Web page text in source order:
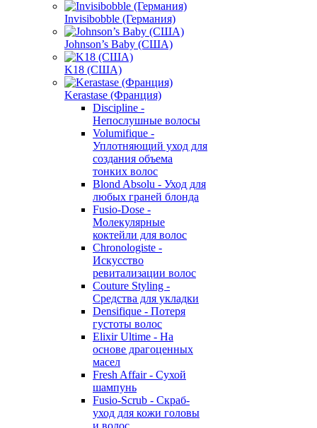
Invisibobble (Германия)
Johnson’s Baby (США)
K18 (США)
Kerastase (Франция)
Discipline -
Непослушные волосы
Volumifique -
Уплотняющий уход для
создания объема
тонких волос
Blond Absolu - Уход для
любых граней блонда
Fusio-Dose -
Молекулярные
коктейли для волос
Chronologiste -
Искусство
ревитализации волос
Couture Styling -
Средства для укладки
Densifique - Потеря
густоты волос
Elixir Ultime - На
основе драгоценных
масел
Fresh Affair - Сухой
шампунь
Fusio-Scrub - Скраб-
уход для кожи головы
и волос